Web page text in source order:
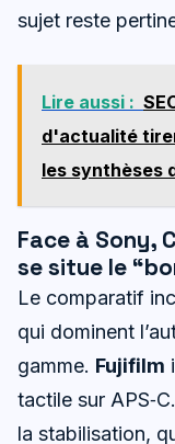
sujet reste
Lire aussi :
d'actualité
les synthèses
Face à Sony,
se situe le
Le comparatif
qui dominent
gamme. Fujifilm
tactile sur APS‑C.
la stabilisation,